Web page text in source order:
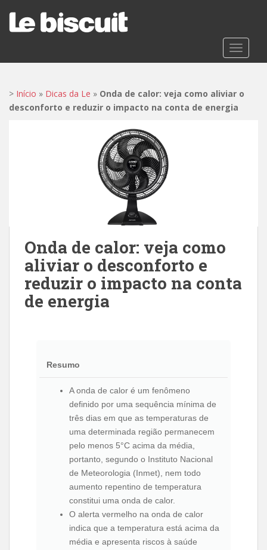
t
> Início » Dicas da Le » Onda de calor: veja como aliviar o
desconforto e reduzir o impacto na conta de energia
Onda de calor: veja como
aliviar o desconforto e
reduzir o impacto na conta
de energia
Resumo
A onda de calor é um fenômeno
definido por uma sequência mínima de
três dias em que as temperaturas de
uma determinada região permanecem
pelo menos 5°C acima da média,
portanto, segundo o Instituto Nacional
de Meteorologia (Inmet), nem todo
aumento repentino de temperatura
constitui uma onda de calor.
O alerta vermelho na onda de calor
indica que a temperatura está acima da
média e apresenta riscos à saúde